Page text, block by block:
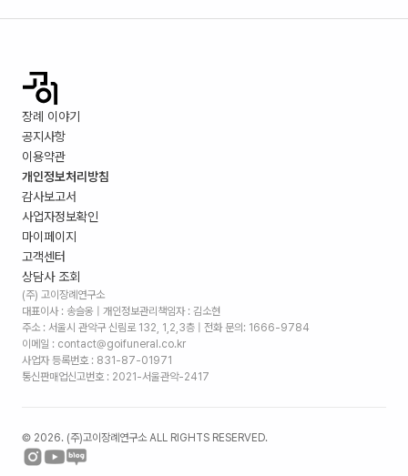
장례 이야기
공지사항
이용약관
개인정보처리방침
감사보고서
사업자정보확인
마이페이지
고객센터
상담사 조회
(주) 고이장례연구소
대표이사 : 송슬옹 | 개인정보관리책임자 : 김소현
주소 : 서울시 관악구 신림로 132, 1,2,3층 | 전화 문의: 1666-9784
이메일 : contact@goifuneral.co.kr
사업자 등록번호 : 831-87-01971
통신판매업신고번호 : 2021-서울관악-2417
© 2026. (주)고이장례연구소 ALL RIGHTS RESERVED.